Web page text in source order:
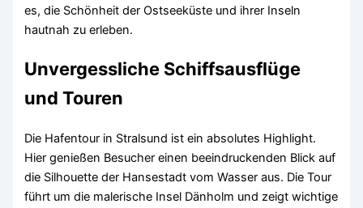
es, die Schönheit der Ostseeküste und ihrer Inseln
hautnah zu erleben.
Unvergessliche Schiffsausflüge
und Touren
Die Hafentour in Stralsund ist ein absolutes Highlight.
Hier genießen Besucher einen beeindruckenden Blick auf
die Silhouette der Hansestadt vom Wasser aus. Die Tour
führt um die malerische Insel Dänholm und zeigt wichtige